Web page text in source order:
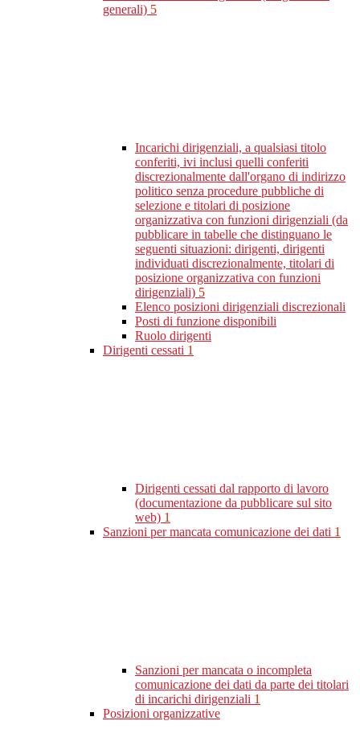
generali) 5
Incarichi dirigenziali, a qualsiasi titolo
conferiti, ivi inclusi quelli conferiti
discrezionalmente dall'organo di indirizzo
politico senza procedure pubbliche di
selezione e titolari di posizione
organizzativa con funzioni dirigenziali (da
pubblicare in tabelle che distinguano le
seguenti situazioni: dirigenti, dirigenti
individuati discrezionalmente, titolari di
posizione organizzativa con funzioni
dirigenziali) 5
Elenco posizioni dirigenziali discrezionali
Posti di funzione disponibili
Ruolo dirigenti
Dirigenti cessati 1
Dirigenti cessati dal rapporto di lavoro
(documentazione da pubblicare sul sito
web) 1
Sanzioni per mancata comunicazione dei dati 1
Sanzioni per mancata o incompleta
comunicazione dei dati da parte dei titolari
di incarichi dirigenziali 1
Posizioni organizzative